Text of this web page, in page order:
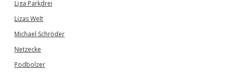
Liga Parkdrei
Lizas Welt
Michael Schröder
Netzecke
Podbolzer